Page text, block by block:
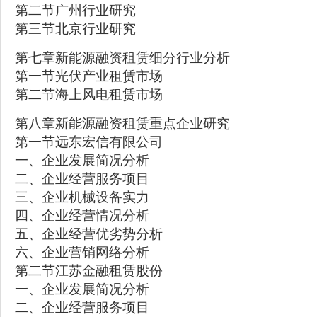
第二节广州行业研究
第三节北京行业研究
第七章新能源融资租赁细分行业分析
第一节光伏产业租赁市场
第二节海上风电租赁市场
第八章新能源融资租赁重点企业研究
第一节远东宏信有限公司
一、企业发展简况分析
二、企业经营服务项目
三、企业机械设备实力
四、企业经营情况分析
五、企业经营优劣势分析
六、企业营销网络分析
第二节江苏金融租赁股份
一、企业发展简况分析
二、企业经营服务项目